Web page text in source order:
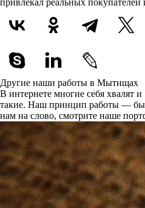
привлекал реальных
Другие наши работы в Мытищах
В интернете многие себя хвалят
такие. Наш принцип работы —
нам на слово, смотрите наше